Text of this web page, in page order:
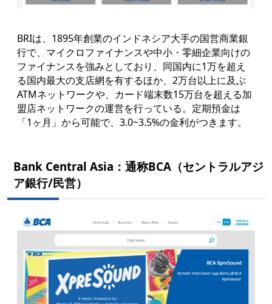
BRIは、1895年創業のインドネシア大手の国営商業銀
行で、マイクロファイナンスや中小・零細企業向けの
ファイナンスを強みとしており、同国内に1万を超え
る国内最大の支店網を有するほか、2万台以上に及ぶ
ATMネットワークや、カード端末数15万台を超える加
盟店ネットワークの運営を行っている。定期預金は
「1ヶ月」から可能で、3.0~3.5%の金利がつきます。
Bank Central Asia：通称BCA（セントラルアジ
ア銀行/民営）